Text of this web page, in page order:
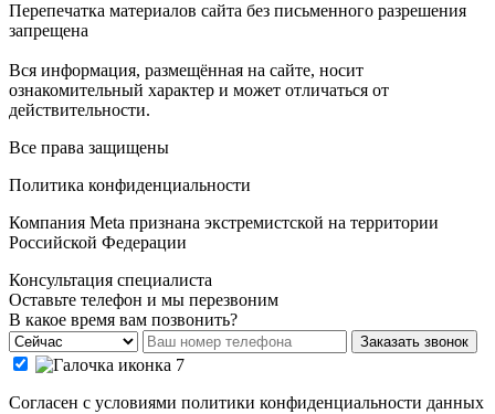
Перепечатка материалов сайта без письменного разрешения
запрещена
Вся информация, размещённая на сайте, носит
ознакомительный характер и может отличаться от
действительности.
Все права защищены
Политика конфиденциальности
Компания Meta признана экстремистской на территории
Российской Федерации
Консультация специалиста
Оставьте телефон и мы перезвоним
В какое время вам позвонить?
Заказать звонок
Cогласен с условиями политики конфиденциальности данных